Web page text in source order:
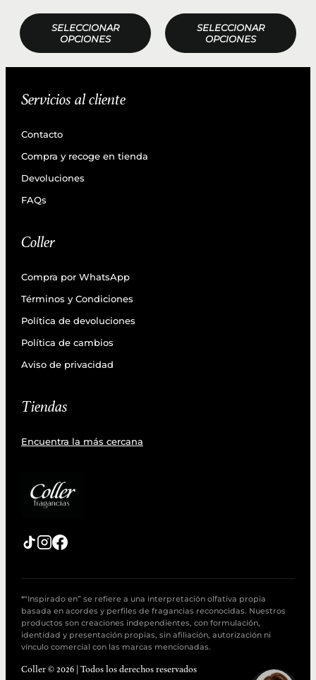
SELECCIONAR
OPCIONES
SELECCIONAR
OPCIONES
Servicios al cliente
Contacto
Compra y recoge en tienda
Devoluciones
FAQs
Coller
Compra por WhatsApp
Términos y Condiciones
Política de devoluciones
Política de cambios
Aviso de privacidad
Tiendas
Encuentra la más cercana
*“Inspirado en” se refiere a una interpretación olfativa propia
basada en acordes y perfiles de fragancias reconocidas. Nuestros
productos son creaciones independientes, con formulación,
identidad y presentación propias, sin afiliación, autorización ni
vínculo comercial con las marcas mencionadas.
Coller © 2026 | Todos los derechos reservados